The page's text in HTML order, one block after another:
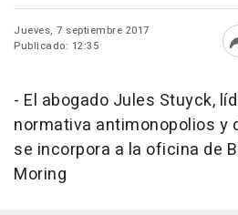
Jueves, 7 septiembre 2017
Publicado: 12:35
- El abogado Jules Stuyck,
normativa antimonopolios y
se incorpora a la oficina de
Moring